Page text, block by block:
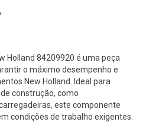
Holland 84209920 é uma peça
o máximo desempenho e
New Holland. Ideal para
construção, como
este componente
condições de trabalho exigentes.